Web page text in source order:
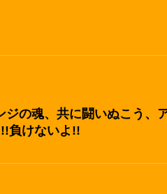
の魂、共に闘いぬこう、
負けないよ!!